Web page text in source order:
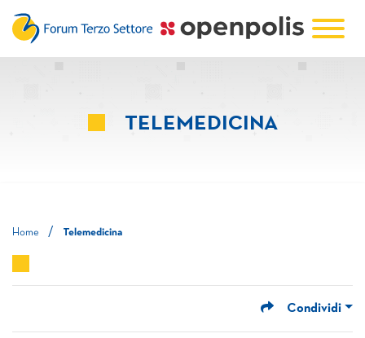
TELEMEDICINA
Home / Telemedicina
Condividi